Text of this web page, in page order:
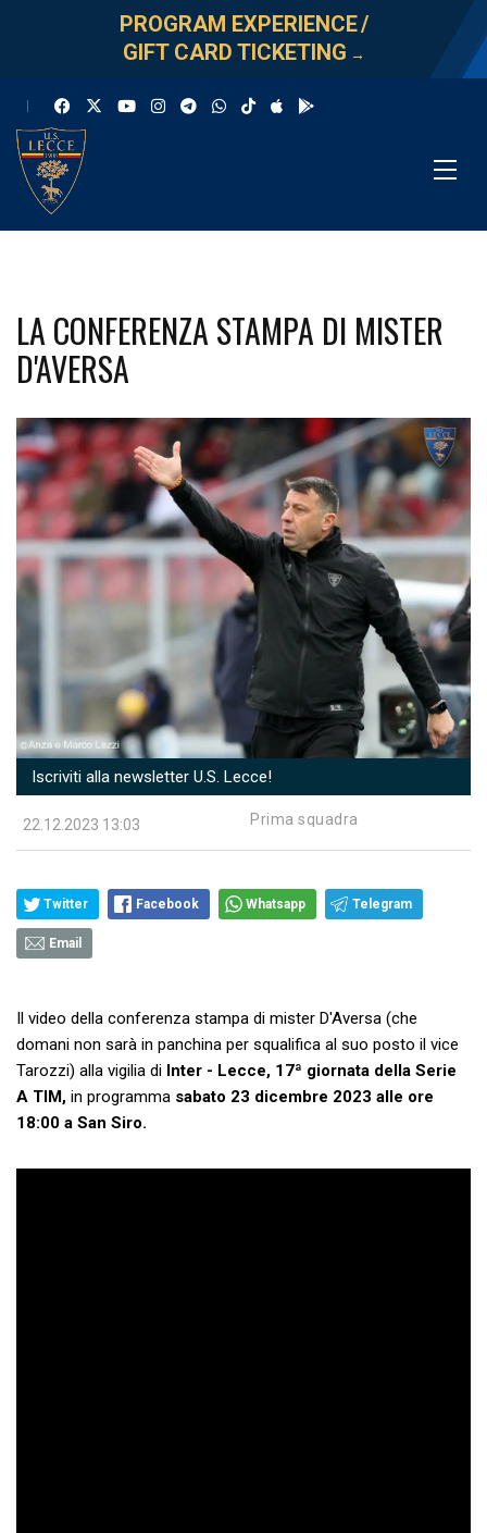
PROGRAM EXPERIENCE/
GIFT CARD TICKETING →
LA CONFERENZA STAMPA DI MISTER
D'AVERSA
Iscriviti alla newsletter U.S. Lecce!
22.12.2023 13:03 Prima squadra
Twitter Facebook Whatsapp Telegram
Email
Il video della conferenza stampa di mister D'Aversa (che
domani non sarà in panchina per squalifica al suo posto il vice
Tarozzi) alla vigilia di Inter - Lecce, 17ª giornata della Serie
A TIM, in programma sabato 23 dicembre 2023 alle ore
18:00 a San Siro.